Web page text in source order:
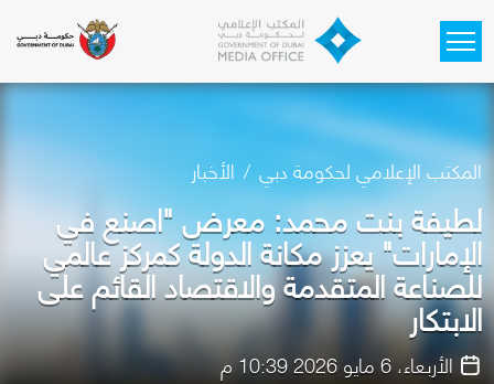
المكتب الإعلامي لحكومة دبي الأخبار
لطيفة بنت محمد: معرض "اصنع في
الإمارات" يعزز مكانة الدولة كمركز عالمي
للصناعة المتقدمة والاقتصاد القائم على
الابتكار
الأربعاء، 6 مايو 2026 10:39 م